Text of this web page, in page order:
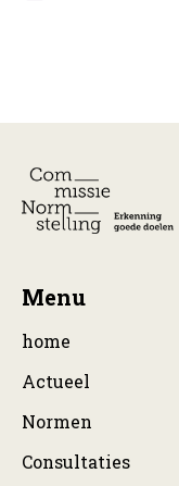
Menu
home
Actueel
Normen
Consultaties